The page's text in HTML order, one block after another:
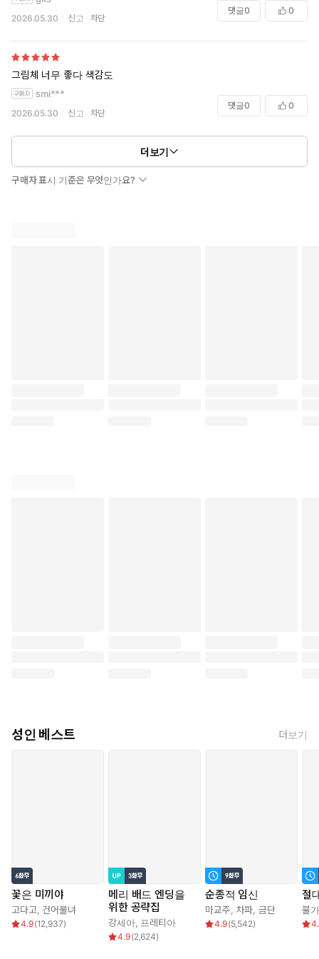
2026.05.30 신고 차단
댓글0 0
그림체 너무 좋다 색감도
smi***
2026.05.30 신고 차단
댓글0 0
더보기
구매자 표시 기준은 무엇인가요?
성인 베스트 더보기
꽃은 미끼야
고다고, 건어물녀
4.9(12,937)
메리 배드 엔딩을
위한 공략집
강세아, 프레티아
4.9(2,624)
순종적 임신
마교주 차파 금단
4.9(5,542)
절
불